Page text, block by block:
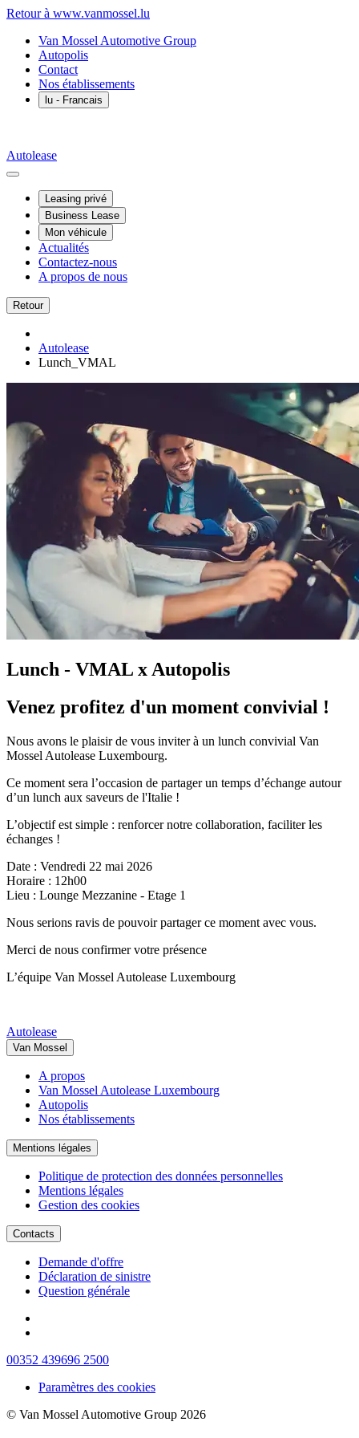
Retour à www.vanmossel.lu
Van Mossel Automotive Group
Autopolis
Contact
Nos établissements
lu - Francais
Autolease
Leasing privé
Business Lease
Mon véhicule
Actualités
Contactez-nous
A propos de nous
Retour
Autolease
Lunch_VMAL
Lunch - VMAL x Autopolis
Venez profitez d'un moment convivial !
Nous avons le plaisir de vous inviter à un lunch convivial Van
Mossel Autolease Luxembourg.
Ce moment sera l’occasion de partager un temps d’échange autour
d’un lunch aux saveurs de l'Italie !
L’objectif est simple : renforcer notre collaboration, faciliter les
échanges !
Date : Vendredi 22 mai 2026
Horaire : 12h00
Lieu : Lounge Mezzanine - Etage 1
Nous serions ravis de pouvoir partager ce moment avec vous.
Merci de nous confirmer votre présence
L’équipe Van Mossel Autolease Luxembourg
Autolease
Van Mossel
A propos
Van Mossel Autolease Luxembourg
Autopolis
Nos établissements
Mentions légales
Politique de protection des données personnelles
Mentions légales
Gestion des cookies
Contacts
Demande d'offre
Déclaration de sinistre
Question générale
00352 439696 2500
Paramètres des cookies
© Van Mossel Automotive Group 2026